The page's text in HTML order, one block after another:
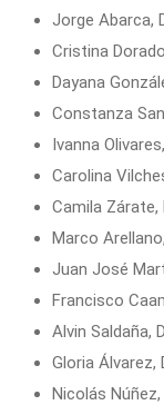
Jorge Abarca,
Cristina
Dayana
Constanza
Ivanna
Carolina
Camila Zárate,
Marco
Juan José
Francisco
Alvin Saldaña,
Gloria Álvarez,
Nicolás Núñez,